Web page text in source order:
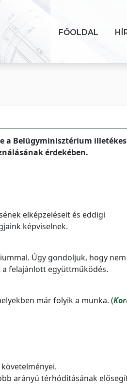
FŐOLDAL
a Belügyminisztérium
érdekében.
elképzeléseit és eddigi
képviselnek.
Úgy gondoljuk, hogy nem
felajánlott együttműködés.
már folyik a munka. (
arányú térhódításának